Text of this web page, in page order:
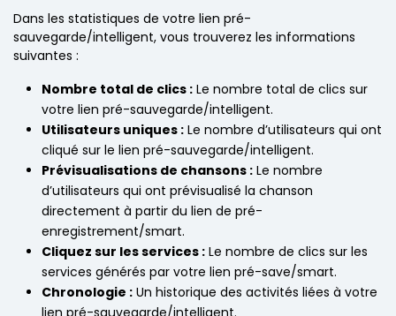
Dans les statistiques de votre lien pré-
sauvegarde/intelligent, vous trouverez les informations
suivantes :
Nombre total de clics : Le nombre total de clics sur
votre lien pré-sauvegarde/intelligent.
Utilisateurs uniques : Le nombre d’utilisateurs qui ont
cliqué sur le lien pré-sauvegarde/intelligent.
Prévisualisations de chansons : Le nombre
d’utilisateurs qui ont prévisualisé la chanson
directement à partir du lien de pré-
enregistrement/smart.
Cliquez sur les services : Le nombre de clics sur les
services générés par votre lien pré-save/smart.
Chronologie : Un historique des activités liées à votre
lien pré-sauvegarde/intelligent.